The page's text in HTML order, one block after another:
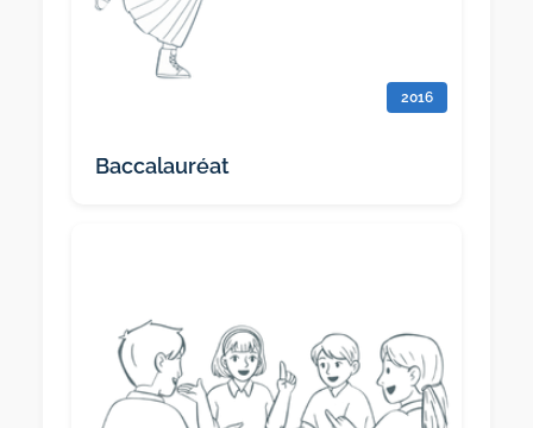
2016
Baccalauréat